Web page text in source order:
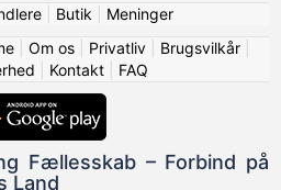
| Butik
Meninger
| Om os| Privatliv| Brugsvilkår|
Kontakt| FAQ
Fællesskab – Forbind på
Land